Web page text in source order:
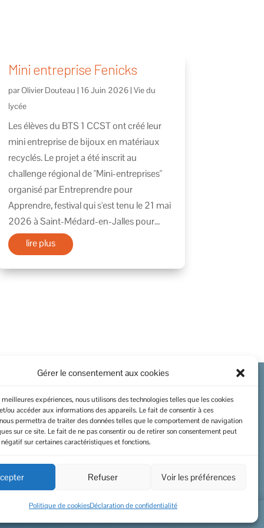
Gérer le consentement aux cookies
expériences, nous utilisons des technologies telles que les cookies
ou accéder aux informations des appareils. Le fait de consentir à ces
permettra de traiter des données telles que le comportement de navigation
sur ce site. Le fait de ne pas consentir ou de retirer son consentement peut
sur certaines caractéristiques et fonctions.
Refuser Voir les préférences
Politique de cookiesDéclaration de confidentialité
Mini entreprise Fenicks
parOlivier Douteau | 16 Juin 2026| Vie du
lycée
Les élèves du BTS 1 CCST ont créé leur
mini entreprise de bijoux en matériaux
recyclés. Le projet a été inscrit au
challenge régional de "Mini-entreprises"
organisé par Entreprendre pour
Apprendre, festival qui s'est tenu le 21 mai
2026 à Saint-Médard-en-Jalles pour...
lire plus
I Politique de cookies
I Mentions légales
I